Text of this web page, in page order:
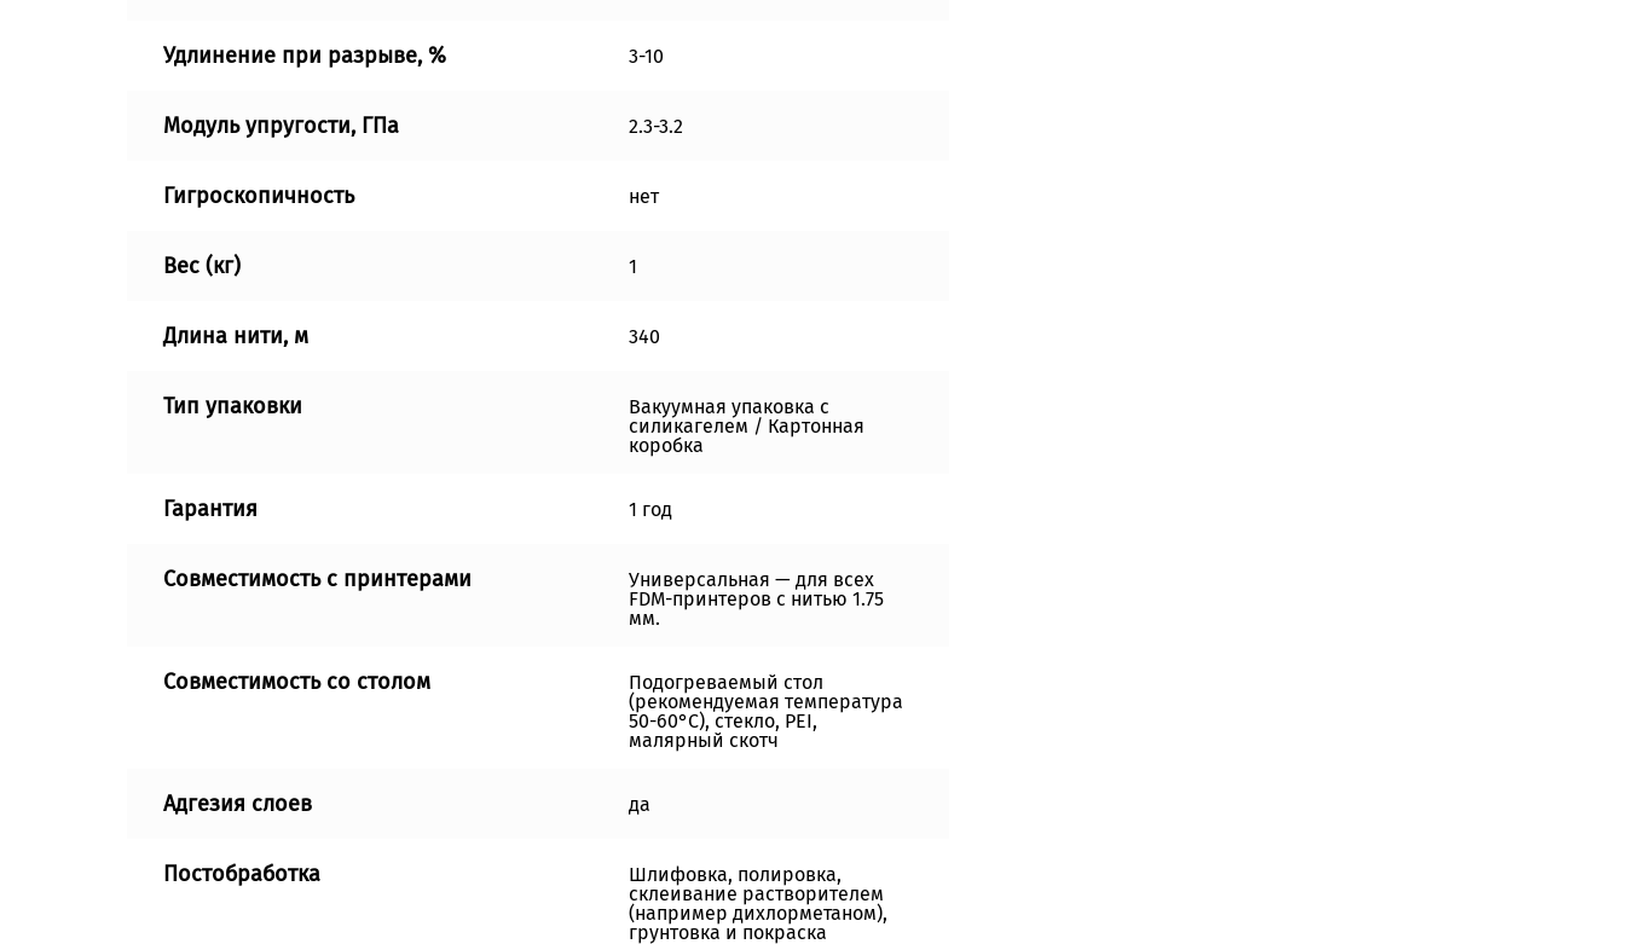
Удлинение при разрыве, % 3-10
Модуль упругости, ГПа 2.3-3.2
Гигроскопичность нет
Вес (кг) 1
Длина нити, м 340
Тип упаковки
Вакуумная упаковка с
силикагелем / Картонная
коробка
Гарантия 1 год
Совместимость с принтерами
Универсальная — для всех
FDM-принтеров с нитью 1.75
мм.
Совместимость со столом
Подогреваемый стол
(рекомендуемая температура
50-60°C), стекло, PEI,
малярный скотч
Адгезия слоев да
Постобработка
Шлифовка, полировка,
склеивание растворителем
(например дихлорметаном),
грунтовка и покраска